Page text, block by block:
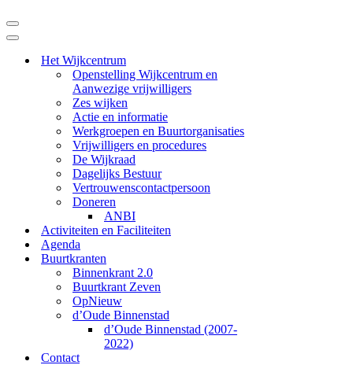
Navigatie
Menu
Navigatie
Het Wijkcentrum
Openstelling Wijkcentrum en
Aanwezige vrijwilligers
Zes wijken
Actie en informatie
Werkgroepen en Buurtorganisaties
Vrijwilligers en procedures
De Wijkraad
Dagelijks Bestuur
Vertrouwenscontactpersoon
Doneren
ANBI
Activiteiten en Faciliteiten
Agenda
Buurtkranten
Binnenkrant 2.0
Buurtkrant Zeven
OpNieuw
d’Oude Binnenstad
d’Oude Binnenstad (2007-
2022)
Contact